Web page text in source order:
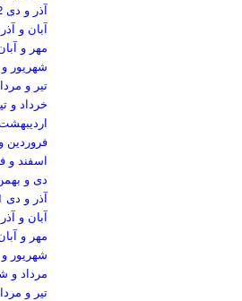
آذر و دی 1402
آبان و آذر 1402
مهر و آبان
شهریور و
تیر و مرداد
خرداد و تیر
اردیبهشت
فروردین و
اسفند و
دی و بهمن
آذر و دی 1401
آبان و آذر 1401
مهر و آبان
شهریور و
مرداد و
تیر و مرداد